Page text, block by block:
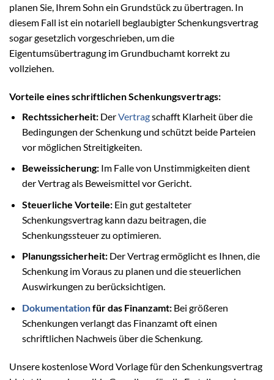
planen Sie, Ihrem Sohn ein Grundstück zu übertragen. In
diesem Fall ist ein notariell beglaubigter Schenkungsvertrag
sogar gesetzlich vorgeschrieben, um die
Eigentumsübertragung im Grundbuchamt korrekt zu
vollziehen.
Vorteile eines schriftlichen Schenkungsvertrags:
Rechtssicherheit:DerVertragschafft Klarheit über die
Bedingungen der Schenkung und schützt beide Parteien
vor möglichen Streitigkeiten.
Beweissicherung:Im Falle von Unstimmigkeiten dient
der Vertrag als Beweismittel vor Gericht.
Steuerliche Vorteile:Ein gut gestalteter
Schenkungsvertrag kann dazu beitragen, die
Schenkungssteuer zu optimieren.
Planungssicherheit:Der Vertrag ermöglicht es Ihnen, die
Schenkung im Voraus zu planen und die steuerlichen
Auswirkungen zu berücksichtigen.
Dokumentationfür das Finanzamt:Bei größeren
Schenkungen verlangt das Finanzamt oft einen
schriftlichen Nachweis über die Schenkung.
Unsere kostenlose Word Vorlage für den Schenkungsvertrag